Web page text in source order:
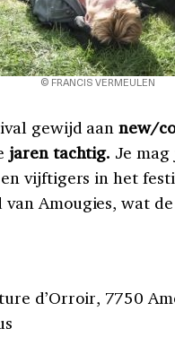
© FRANCIS VERMEULEN
gewijd aannew/
jaren tachtig. Je
vijftigers in het
Amougies, wat
d’Orroir, 7750